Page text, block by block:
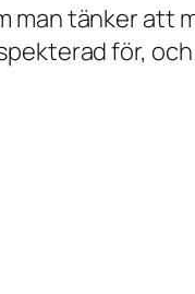
man tänker att
för,